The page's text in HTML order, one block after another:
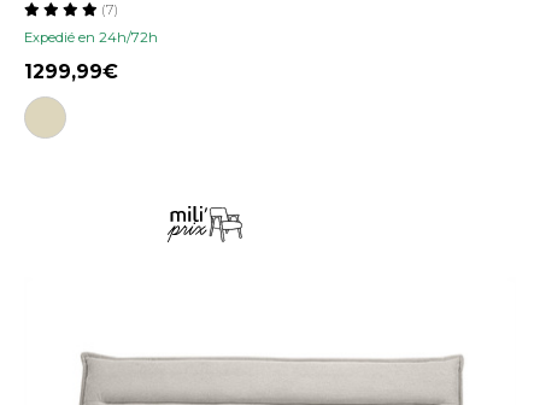
Expedié en 24h/72h
(7)
1299,99